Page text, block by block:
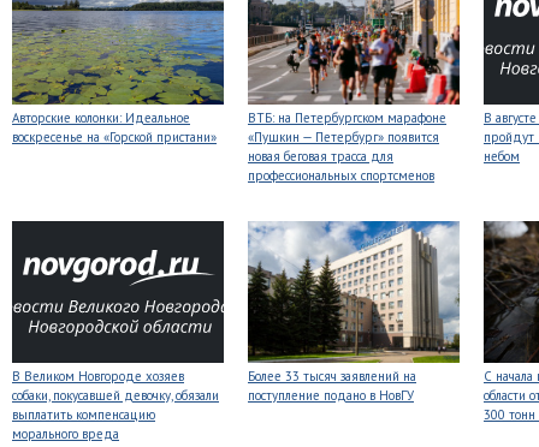
Авторские колонки: Идеальное
воскресенье на «Горской пристани»
ВТБ: на Петербургском марафоне
«Пушкин — Петербург» появится
новая беговая трасса для
профессиональных спортсменов
В
небом
В Великом Новгороде хозяев
собаки, покусавшей девочку, обязали
выплатить компенсацию
морального вреда
Более 33 тысяч заявлений на
поступление подано в НовГУ
С начала
области
300